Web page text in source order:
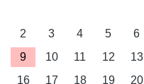
2
3 4 5 6
9
10 11 12 13
16
17 18 19 20